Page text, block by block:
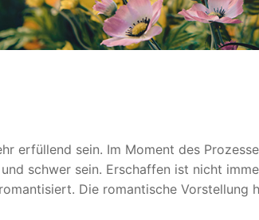
erfüllend sein. Im Moment des
schwer sein. Erschaffen ist nicht
Die romantische Vorstellung